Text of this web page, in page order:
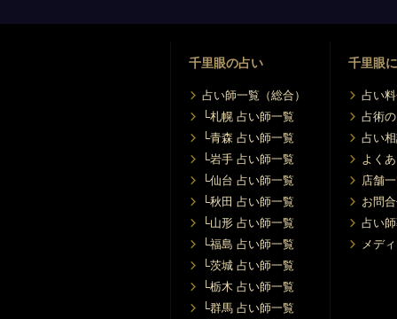
千里眼の占い
占い師一覧（総合）
└札幌 占い師一覧
└青森 占い師一覧
└岩手 占い師一覧
└仙台 占い師一覧
└秋田 占い師一覧
└山形 占い師一覧
└福島 占い師一覧
└茨城 占い師一覧
└栃木 占い師一覧
└群馬 占い師一覧
千里眼
占い
占術
占い
よく
店舗
お問
占い
メデ